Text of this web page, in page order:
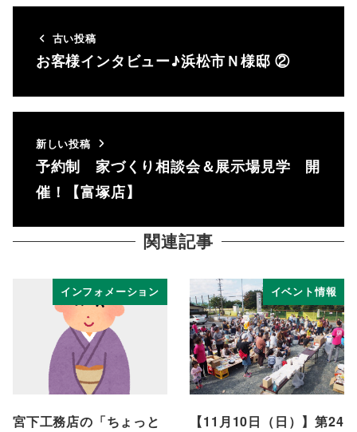
古い投稿
お客様インタビュー♪浜松市Ｎ様邸 ②
新しい投稿
予約制 家づくり相談会＆展示場見学 開
催！【富塚店】
関連記事
インフォメーション
宮下工務店の「ちょっと
イベント情報
【11月10日（日）】第24